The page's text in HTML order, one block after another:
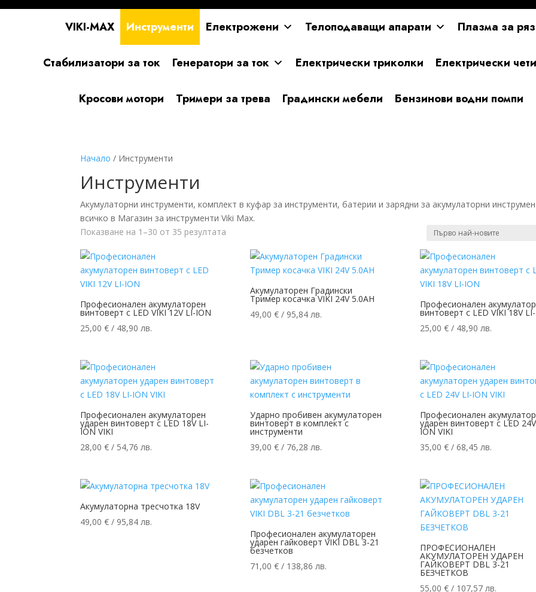
VIKI-MAX Инструменти Електрожени Телоподаващи апарати Плазма за
Стабилизатори за ток Генератори за ток Електрически триколки Електрически
Кросови мотори Тримери за трева Градински мебели Бензинови водни помпи
Начало / Инструменти
Инструменти
Акумулаторни инструменти, комплект в куфар за инструменти, батерии и зарядни за акумулаторни
всичко в Магазин за инструменти Viki Max.
Показване на 1–30 от 35 резултата
Професионалeн акумулаторен
винтоверт с LED VIKI 12V LI-ION
25,00€ / 48,90 лв.
Акумулаторен Градински
Тример косачка VIKI 24V 5.0AH
49,00 €/ 95,84 лв.
Професионалeн
винтоверт с LED VIKI 18V
25,00 €/ 48,90 лв.
Професионалeн акумулаторен
ударен винтоверт с LED 18V LI-
ION VIKI
28,00€ / 54,76 лв.
Ударно пробивен акумулаторен
винтоверт в комплект с
инструменти
39,00 €/ 76,28 лв.
Професионалeн
ударен винтоверт с LED
ION VIKI
35,00 €/ 68,45 лв.
Акумулаторна тресчотка 18V
49,00€ / 95,84 лв.
Професионален акумулаторен
ударен гайковерт VIKI DBL 3-21
безчетков
71,00 €/ 138,86 лв.
ПРОФЕСИОНАЛЕН
АКУМУЛАТОРЕН УДАРЕН
ГАЙКОВЕРТ DBL 3-21
БЕЗЧЕТКОВ
55,00 €/ 107,57 лв.